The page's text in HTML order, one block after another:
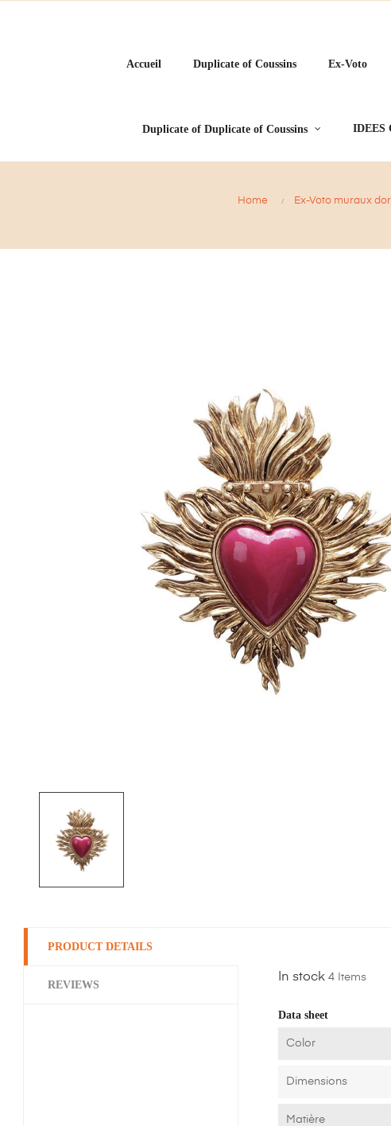
Accueil Duplicate of Coussins Ex-Voto
Duplicate of Duplicate of Coussins IDEES
Home Ex-Voto muraux
PRODUCT DETAILS
REVIEWS
In stock 4 Items
Data sheet
Color
Dimensions
Matière